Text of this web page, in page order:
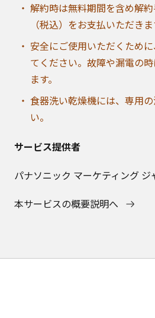
解約時は無料期間を含め解
（税込）をお支払いただきま
安全にご使用いただくため
てください。故障や漏電の
ます。
食器洗い乾燥機には、専用
い。
サービス提供者
パナソニック マーケティング ジ
本サービスの概要説明へ